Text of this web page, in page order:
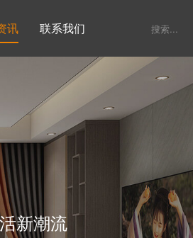
衣帽间
鞋柜系列
发展历程
讯
家具定制厂家
联系我们
新潮流